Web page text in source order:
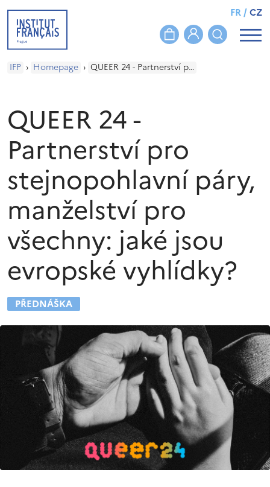
FR/CZ
IFP › Homepage › QUEER 24 - Partnerství pro stejnopohlavní páry, manželství pro všechny: jaké jsou evropské vyhlídky?
QUEER 24 -
Partnerství pro
stejnopohlavní páry,
manželství pro
všechny: jaké jsou
evropské vyhlídky?
PŘEDNÁŠKA